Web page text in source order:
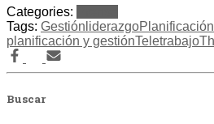
Categories:
Tags: Gestión liderazgoPlanificación
planificación y gestiónTeletrabajo
Buscar